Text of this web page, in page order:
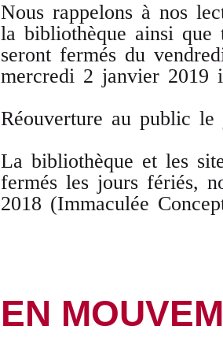
Nous rappelons à nos
la bibliothèque ainsi que
seront fermés du
mercredi 2 janvier 2019
Réouverture au public le
La bibliothèque et les
fermés les jours fériés,
2018 (Immaculée
EN